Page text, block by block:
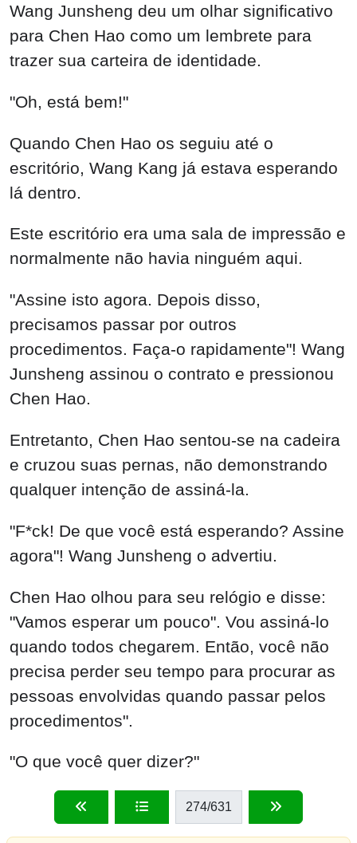
Wang Junsheng deu um olhar significativo
para Chen Hao como um lembrete para
trazer sua carteira de identidade.
"Oh, está bem!"
Quando Chen Hao os seguiu até o
escritório, Wang Kang já estava esperando
lá dentro.
Este escritório era uma sala de impressão e
normalmente não havia ninguém aqui.
"Assine isto agora. Depois disso,
precisamos passar por outros
procedimentos. Faça-o rapidamente"! Wang
Junsheng assinou o contrato e pressionou
Chen Hao.
Entretanto, Chen Hao sentou-se na cadeira
e cruzou suas pernas, não demonstrando
qualquer intenção de assiná-la.
"F*ck! De que você está esperando? Assine
agora"! Wang Junsheng o advertiu.
Chen Hao olhou para seu relógio e disse:
"Vamos esperar um pouco". Vou assiná-lo
quando todos chegarem. Então, você não
precisa perder seu tempo para procurar as
pessoas envolvidas quando passar pelos
procedimentos".
"O que você quer dizer?"
274/631